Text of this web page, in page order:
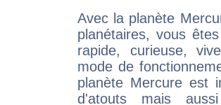
Avec la planète
planétaires, vous
rapide, curieuse,
mode de
planète Mercure est
d'atouts mais